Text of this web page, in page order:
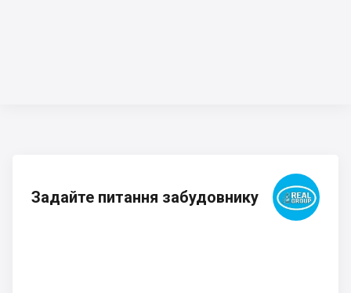
Задайте питання забудовнику